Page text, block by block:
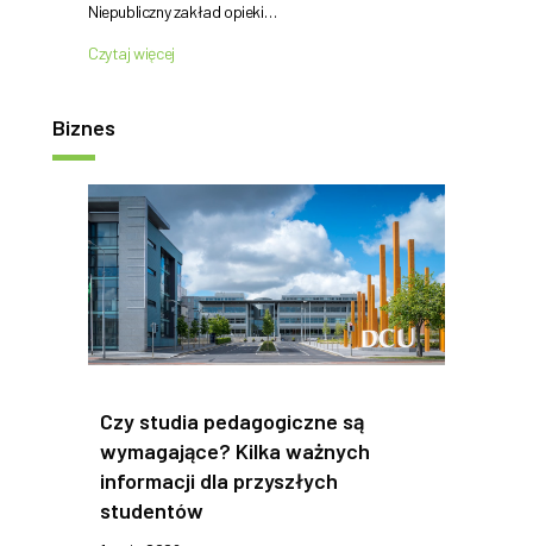
Niepubliczny zakład opieki…
Czytaj więcej
Biznes
Czy studia pedagogiczne są
wymagające? Kilka ważnych
informacji dla przyszłych
studentów